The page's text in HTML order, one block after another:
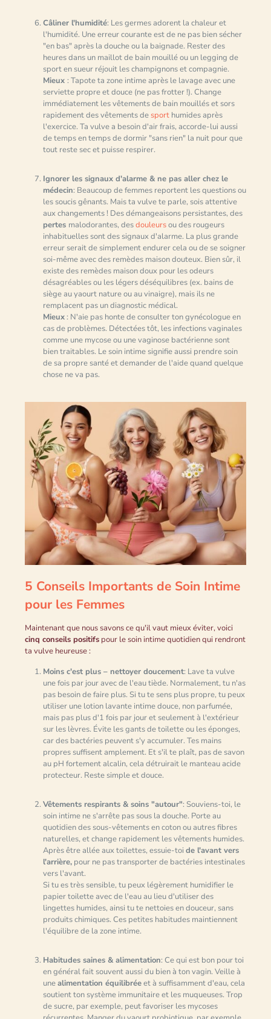
Câliner l'humidité: Les germes adorent la chaleur et
l'humidité. Une erreur courante est de ne pas bien sécher
"en bas" après la douche ou la baignade. Rester des
heures dans un maillot de bain mouillé ou un legging de
sport en sueur réjouit les champignons et compagnie.
Mieux : Tapote ta zone intime après le lavage avec une
serviette propre et douce (ne pas frotter !). Change
immédiatement les vêtements de bain mouillés et sors
rapidement des vêtements de sport humides après
l'exercice. Ta vulve a besoin d'air frais, accorde-lui aussi
de temps en temps de dormir "sans rien" la nuit pour que
tout reste sec et puisse respirer.
Ignorer les signaux d'alarme & ne pas aller chez le
médecin: Beaucoup de femmes reportent les questions ou
les soucis gênants. Mais ta vulve te parle, sois attentive
aux changements ! Des démangeaisons persistantes, des
pertes malodorantes, desdouleursou des rougeurs
inhabituelles sont des signaux d'alarme. La plus grande
erreur serait de simplement endurer cela ou de se soigner
soi-même avec des remèdes maison douteux. Bien sûr, il
existe des remèdes maison doux pour les odeurs
désagréables ou les légers déséquilibres (ex. bains de
siège au yaourt nature ou au vinaigre), mais ils ne
remplacent pas un diagnostic médical.
Mieux: N'aie pas honte de consulter ton gynécologue en
cas de problèmes. Détectées tôt, les infections vaginales
comme une mycose ou une vaginose bactérienne sont
bien traitables. Le soin intime signifie aussi prendre soin
de sa propre santé et demander de l'aide quand quelque
chose ne va pas.
5 Conseils Importants de Soin Intime
pour les Femmes
Maintenant que nous savons ce qu'il vaut mieux éviter, voici
cinq conseils positifspour le soin intime quotidien qui rendront
ta vulve heureuse :
Moins c'est plus – nettoyer doucement: Lave ta vulve
une fois par jour avec de l'eau tiède. Normalement, tu n'as
pas besoin de faire plus. Si tu te sens plus propre, tu peux
utiliser une lotion lavante intime douce, non parfumée,
mais pas plus d'1 fois par jour et seulement à l'extérieur
sur les lèvres. Évite les gants de toilette ou les éponges,
car des bactéries peuvent s'y accumuler. Tes mains
propres suffisent amplement. Et s'il te plaît, pas de savon
au pH fortement alcalin, cela détruirait le manteau acide
protecteur. Reste simple et douce.
Vêtements respirants & soins "autour": Souviens-toi, le
soin intime ne s'arrête pas sous la douche. Porte au
quotidien des sous-vêtements en coton ou autres fibres
naturelles, et change rapidement les vêtements humides.
Après être allée aux toilettes, essuie-toi de l'avant vers
l'arrière,pour ne pas transporter de bactéries intestinales
vers l'avant.
Si tu es très sensible, tu peux légèrement humidifier le
papier toilette avec de l'eau au lieu d'utiliser des
lingettes humides, ainsi tu te nettoies en douceur, sans
produits chimiques. Ces petites habitudes maintiennent
l'équilibre de la zone intime.
Habitudes saines & alimentation: Ce qui est bon pour toi
en général fait souvent aussi du bien à ton vagin. Veille à
unealimentation équilibréeet à suffisamment d'eau, cela
soutient ton système immunitaire et les muqueuses. Trop
de sucre, par exemple, peut favoriser les mycoses